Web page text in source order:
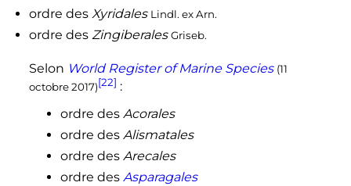
ordre des Xyridales Lindl. ex Arn.
ordre des Zingiberales Griseb.
Selon World Register of Marine Species (11
octobre 2017)[22] :
ordre des Acorales
ordre des Alismatales
ordre des Arecales
ordre des Asparagales